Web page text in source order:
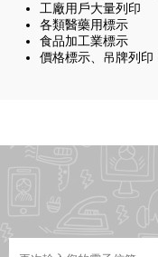
工廠用戶大量列印
各類醫藥用標示
食品加工業標示
價格標示、吊牌列印